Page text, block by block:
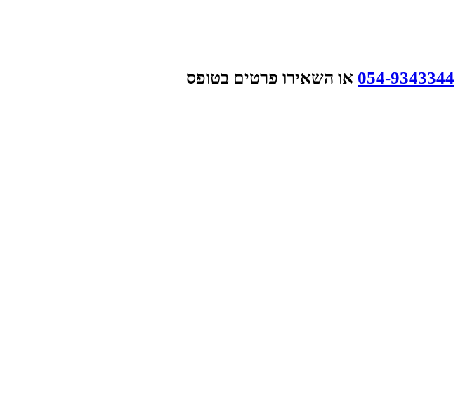
054-9343344 או השאירו פרטים בטופס